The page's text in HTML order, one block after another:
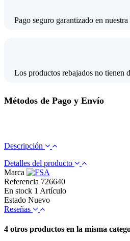
Pago seguro garantizado en
Los productos rebajados no tienen
Métodos de Pago y Envío
Descripción
Detalles del producto
Marca
Referencia 726640
En stock 1 Artículo
Estado Nuevo
Reseñas
4 otros productos en la misma